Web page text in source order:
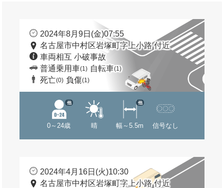
2024年8月9日(金)07:55
名古屋市中村区岩塚町字上小路 付近
車両相互 小破事故
普通乗用車(1) 自転車(1)
死亡(0) 負傷(1)
0～24歳
他
晴 幅～5.5m
他
信号なし
2024年4月16日(火)10:30
名古屋市中村区岩塚町字上小路 付近